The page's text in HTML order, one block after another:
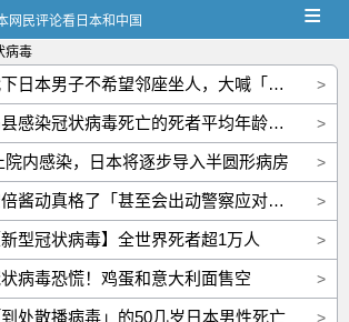
网民评论看日本和中国 ≡
病毒
>
2ch：在新冠时代下日本男子不希望邻座坐人，大喊「我有冠状病毒」致列车停运→被逮捕后核酸检测为阳性
>
2ch：日本鹿儿岛县感染冠状病毒死亡的死者平均年龄为87.2岁w日本网民：拯救人类的病毒
>
院内感染，日本将逐步导入半圆形病房
>
2ch：【朗报】安倍酱动真格了「甚至会出动警察应对外出的人」
>
型冠状病毒】全世界死者超1万人
>
病毒恐慌！鸡蛋和意大利面售空
>
处散播病毒」的50几岁日本男性死亡